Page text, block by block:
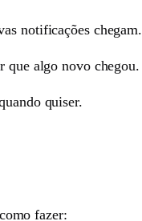
notificações chegam.
que algo novo chegou.
quiser.
fazer: